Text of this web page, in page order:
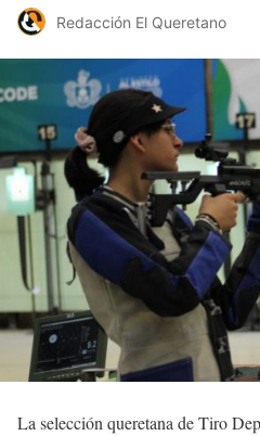
Redacción El Queretano
La selección queretana de Tiro